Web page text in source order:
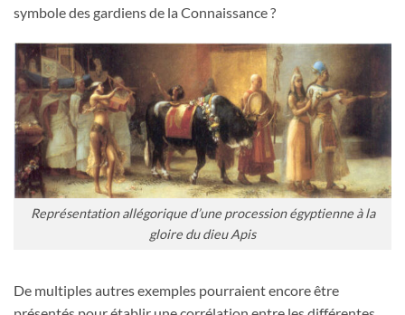
symbole des gardiens de la Connaissance ?
Représentation allégorique d’une procession égyptienne à la
gloire du dieu Apis
De multiples autres exemples pourraient encore être